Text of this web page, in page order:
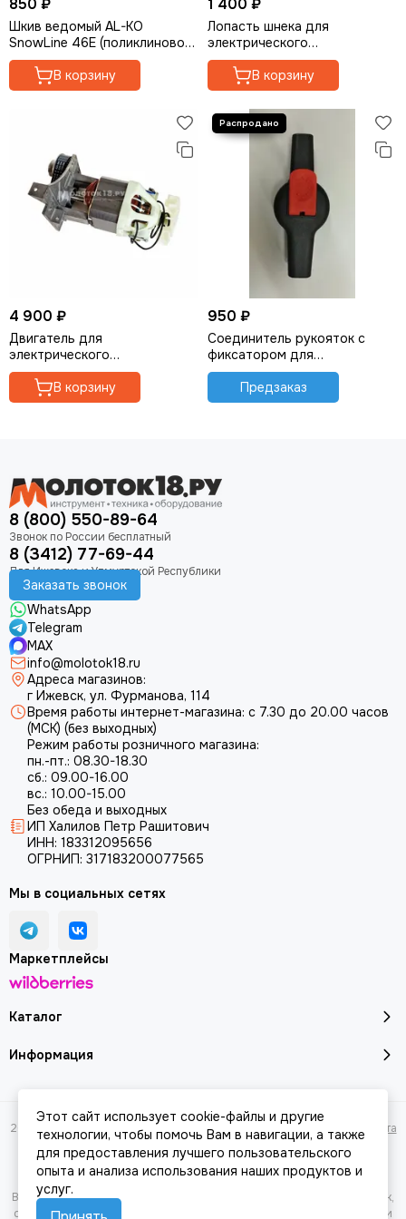
Для садовых измельчителей
Для аккумуляторного инструмета
850 ₽
Шкив ведомый AL-KO
SnowLine 46E (поликлиновой)
для снегоуборщика
В корзину
1 400 ₽
Лопасть шнека для
электрического
снегоуборщика AL-KO
SnowLine 46 E
В корзину
4 900 ₽
Двигатель для
электрического
снегоуборщика GEOS
SnowLine 46E
В корзину
950 ₽
Соединитель рукояток с
фиксатором для
снегоуборщика AL-KO
SnowLine 46E
Предзаказ
8 (800) 550-89-64
8 (3412) 77-69-44
Заказать звонок
WhatsApp
Telegram
MAX
info@molotok18.ru
Адреса магазинов:
г Ижевск, ул. Фурманова, 114
Время работы интернет-магазина: с 7.30 до 20.00 часов
(МСК) (без выходных)
Режим работы розничного магазина:
пн.-пт.: 08.30-18.30
сб.: 09.00-16.00
вс.: 10.00-15.00
Без обеда и выходных
ИП Халилов Петр Рашитович
ИНН: 183312095656
ОГРНИП: 317183200077565
Каталог
Информация
Мы в социальных сетях
Маркетплейсы
2026 © Молоток18.ру - инструмент, техника, оборудование. Карта сайта
Вся представленная на сайте информация, касающаяся характеристик,
стоимости товаров и услуг, носит информационный характер и ни при
Этот сайт использует cookie-файлы и другие
технологии, чтобы помочь Вам в навигации, а также
для предоставления лучшего пользовательского
опыта и анализа использования наших продуктов и
услуг.